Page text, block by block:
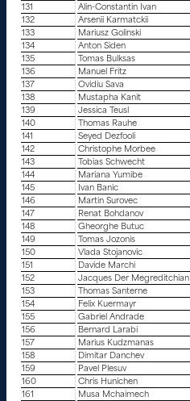
131
Alin-Constantin Ivan
132
Arsenii Karmatckii
133
Mariusz Golinski
134
Anton Siden
135
Tomas Bulksas
136
Manuel Fritz
137
Ovidiu Sava
138
Mustapha Kanit
139
Jessica Teusl
140
Thomas Rauhe
141
Seyed Dezfooli
142
Christophe Morbee
143
Tobias Schwecht
144
Mariana Yumibe
145
Ivan Banic
146
Martin Surovec
147
Renat Bohdanov
148
Gheorghe Butuc
149
Tomas Jozonis
150
Vlada Stojanovic
151
Davide Marchi
152
Jacques Der Megreditchian
153
Thomas Santerne
154
Felix Kuermayr
155
Gabriel Andrade
156
Bernard Larabi
157
Marius Kudzmanas
158
Dimitar Danchev
159
Pavel Plesuv
160
Chris Hunichen
161
Musa Mchaimech